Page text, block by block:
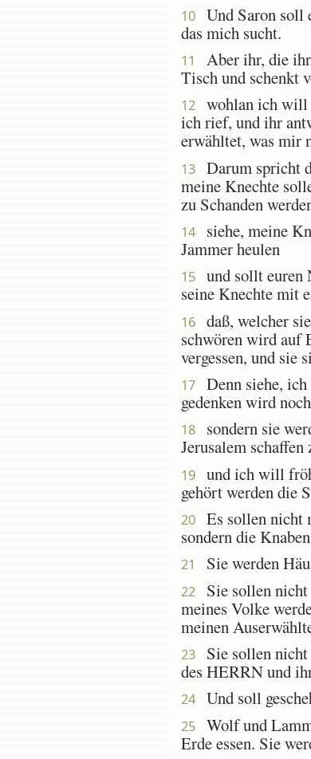
10
Und Saron soll
das mich sucht.
11
Aber ihr, die
Tisch und schenkt
12
wohlan ich will
ich rief, und ihr
erwähltet, was mir
13
Darum spricht
meine Knechte
zu Schanden
14
siehe, meine
Jammer heulen
15
und sollt euren
seine Knechte mit
16
daß, welcher
schwören wird auf
vergessen, und sie
17
Denn siehe,
gedenken wird
18
sondern sie
Jerusalem
19
und ich will
gehört werden die
20
Es sollen nicht
sondern die
21 Sie werden
22
Sie sollen nicht
meines Volke
meinen
23
Sie sollen nicht
des HERRN und
24 Und soll
25
Wolf und
Erde essen. Sie